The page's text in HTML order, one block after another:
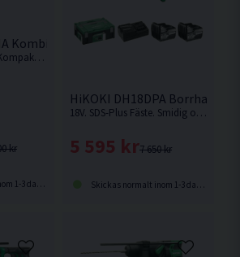
Kombihammare 36V (2x2,5Ah)
36V. SDS-Max Fäste. Kompakt och kraftfull kombihammare från Hikoki.
kr
1-3 dagar
HiKOKI DH18DPA
18V. SDS-Plus Fäste. Smidig och kompakt borrhammare för borrning med eller utan slag från Hikoki.
7 650 kr
5 595 kr
Skickas normalt inom 1-3 dagar